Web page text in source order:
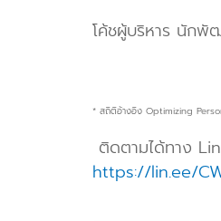
โค้ชผู้บริหาร นักพั
* สถิติอ้างอิง Optimizing
ติดตามได้ทาง
https://lin.ee/